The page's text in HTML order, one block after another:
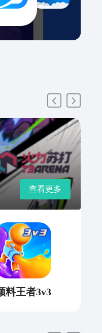
考核表下新建的考
提醒开展及反
询：
书：titavv
查看更多
料王者3v3